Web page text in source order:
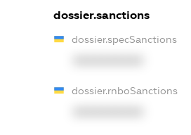
dossier.sanctions
dossier.specSanctions
dossier.rnboSanctions